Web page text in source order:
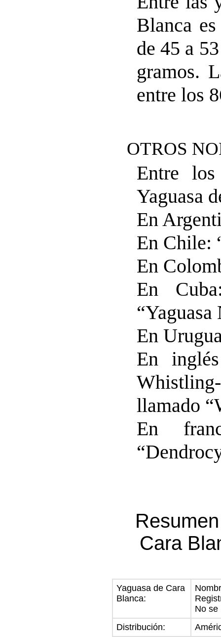
Blanca
de 45 a
gramos.
entre los
OTROS
Entre
Yaguasa
En
En Chile:
En
En
“Yaguasa
En
En
llamado
En
Cara
Yaguasa de Cara
Blanca:
No se
Distribución: